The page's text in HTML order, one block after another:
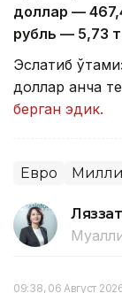
доллар — 4
рубль — 5,73
Эслатиб
доллар қанча
берган эдик.
Евро
09:38, 06 Август